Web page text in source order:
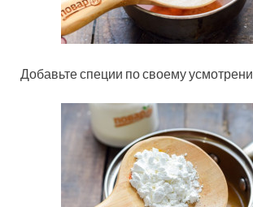
Добавьте специи по своему